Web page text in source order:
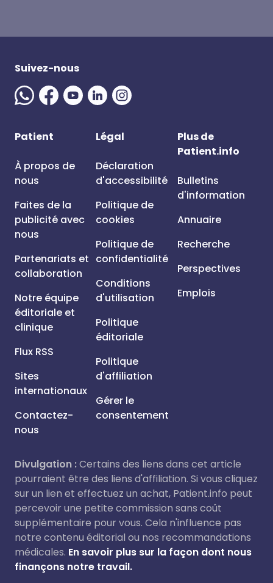
Suivez-nous
Patient
À propos de
nous
Faites de la
publicité avec
nous
Partenariats et
collaboration
Notre équipe
éditoriale et
clinique
Flux RSS
Sites
internationaux
Contactez-
nous
Légal
Déclaration
d'accessibilité
Politique de
cookies
Politique de
confidentialité
Conditions
d'utilisation
Politique
éditoriale
Politique
d'affiliation
Gérer le
consentement
Plus de
Patient.info
Bulletins
d'information
Annuaire
Recherche
Perspectives
Emplois
Divulgation :Certains des liens dans cet article
pourraient être des liens d'affiliation. Si vous cliquez
sur un lien et effectuez un achat, Patient.info peut
percevoir une petite commission sans coût
supplémentaire pour vous. Cela n'influence pas
notre contenu éditorial ou nos recommandations
médicales. En savoir plus sur la façon dont nous
finançons notre travail.